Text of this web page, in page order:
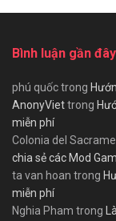
Bình luận gần đây
phú quốctrong
AnonyViettrong
miễn phí
Colonia del
chia sẻ các Mod
ta van hoan trong
miễn phí
Nghia Pham trong